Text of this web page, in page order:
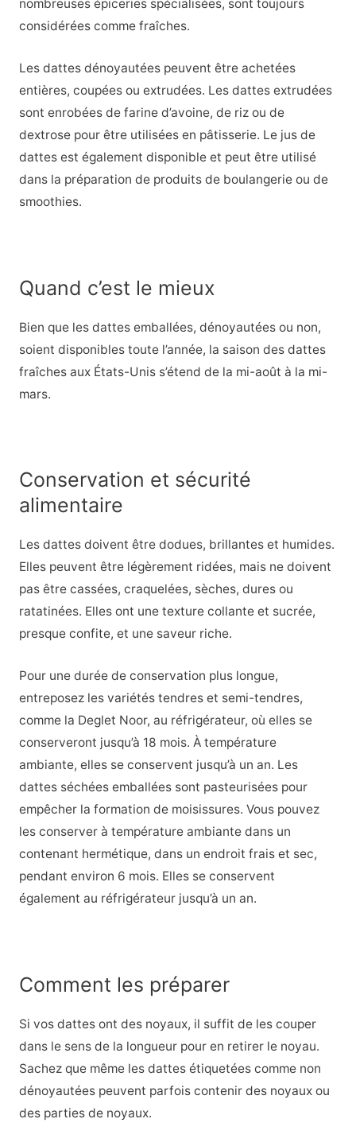
nombreuses épiceries spécialisées, sont toujours
considérées comme fraîches.
Les dattes dénoyautées peuvent être achetées
entières, coupées ou extrudées. Les dattes extrudées
sont enrobées de farine d’avoine, de riz ou de
dextrose pour être utilisées en pâtisserie. Le jus de
dattes est également disponible et peut être utilisé
dans la préparation de produits de boulangerie ou de
smoothies.
Quand c’est le mieux
Bien que les dattes emballées, dénoyautées ou non,
soient disponibles toute l’année, la saison des dattes
fraîches aux États-Unis s’étend de la mi-août à la mi-
mars.
Conservation et sécurité
alimentaire
Les dattes doivent être dodues, brillantes et humides.
Elles peuvent être légèrement ridées, mais ne doivent
pas être cassées, craquelées, sèches, dures ou
ratatinées. Elles ont une texture collante et sucrée,
presque confite, et une saveur riche.
Pour une durée de conservation plus longue,
entreposez les variétés tendres et semi-tendres,
comme la Deglet Noor, au réfrigérateur, où elles se
conserveront jusqu’à 18 mois. À température
ambiante, elles se conservent jusqu’à un an. Les
dattes séchées emballées sont pasteurisées pour
empêcher la formation de moisissures. Vous pouvez
les conserver à température ambiante dans un
contenant hermétique, dans un endroit frais et sec,
pendant environ 6 mois. Elles se conservent
également au réfrigérateur jusqu’à un an.
Comment les préparer
Si vos dattes ont des noyaux, il suffit de les couper
dans le sens de la longueur pour en retirer le noyau.
Sachez que même les dattes étiquetées comme non
dénoyautées peuvent parfois contenir des noyaux ou
des parties de noyaux.